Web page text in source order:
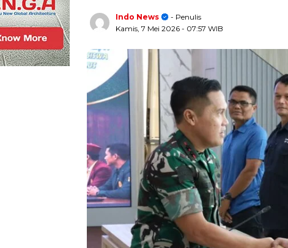
Indo News
- Penulis
Kamis, 7 Mei 2026 - 07:57 WIB